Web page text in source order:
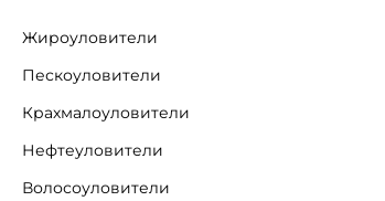
Жироуловители
Пескоуловители
Крахмалоуловители
Нефтеуловители
Волосоуловители